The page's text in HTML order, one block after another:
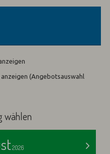
(Angebotsauswahl
wählen
>
2026